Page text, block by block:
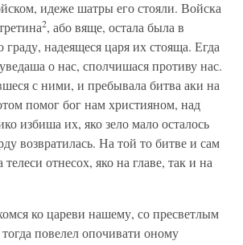
идеже шатры его стояли. Войска
2, або вяще, остала была в
надеящеся царя их стояща. Егда
о нас, сполчишася противу нас.
с ними, и пребывала битва аки на
помог бог нам християном, над
избиша их, яко зело мало осталось
возвратилась. На той то битве и сам
отнесох, яко на главе, так и на
ко цареви нашему, со пресветлым
повелел опочивати оному